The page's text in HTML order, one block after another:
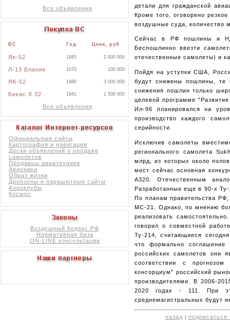
Все объявления
ВС Год Цена, руб
Як-52 1985 2 000 000
Л-13 Бланик 1970 100 000
ЯК-52 1980 3 000 000
Бекас X 32 1941 1 500 000
Все объявления
Официальные сайты
Картография и навигация
Доски объявлений о продаже
самолетов
Продавцы авиатехники
Авионика
Образ жизни
Дропзоны и парашютные сайты
Аэроклубы
Космос
Воздушный Кодекс РФ
Нормативная база
ON-LINE консультации
детали для гражданской
Кроме того, оговорено
воздушные суда, количество
Сейчас в РФ пошлины и
Беспошлинно ввезти
отечественные самолеты) и
Пойдя на уступки США,
будут снижены пошлины, те
снижения пошлин только
целевой программе
Ил-96 планировался на
производство каждого
серийности.
Исключив самолеты
регионального самолета
млрд, из которых около
мест сейчас основная
A320. Отечественным
Разработанные еще в 90-х
По планам правительства РФ,
МС-21. Однако, по мнению
реализовать
говорил о совместной
Ту-214, считающиеся
что формально
российских самолетов они
соответствии с прогнозом
консорциум" российский
производителями. В 2006-
2020 годах - 111. При
среднемагистральных будут
назад подписаться